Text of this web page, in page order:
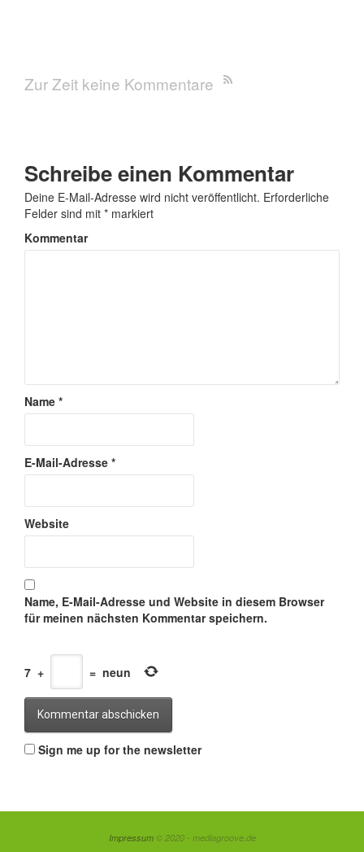
Zur Zeit keine Kommentare
Schreibe einen Kommentar
Deine E-Mail-Adresse wird nicht veröffentlicht. Erforderliche
Felder sind mit * markiert
Kommentar
Name *
E-Mail-Adresse *
Website
Name, E-Mail-Adresse und Website in diesem Browser
für meinen nächsten Kommentar speichern.
7 + = neun
Sign me up for the newsletter
Impressum© 2020 - mediagroove.de